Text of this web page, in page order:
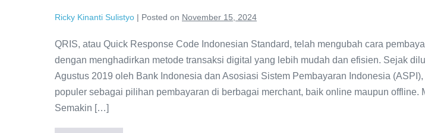
Ricky Kinanti Sulistyo | Posted on November 15, 2024
QRIS, atau Quick Response Code Indonesian Standard, telah mengubah cara
dengan menghadirkan metode transaksi digital yang lebih mudah dan efisien. Sejak
Agustus 2019 oleh Bank Indonesia dan Asosiasi Sistem Pembayaran Indonesia
populer sebagai pilihan pembayaran di berbagai merchant, baik online maupun offline.
Semakin […]